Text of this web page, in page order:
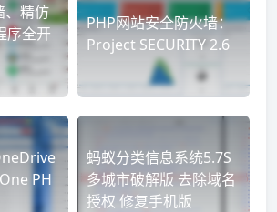
、精仿
序全开
PHP网站安全防火墙：
Project SECURITY 2.6
PH
蚂蚁分类信息系统5.7S
多城市破解版 去除域名
授权 修复手机版